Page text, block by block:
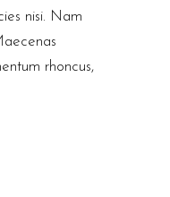
nisi. Nam
rhoncus,